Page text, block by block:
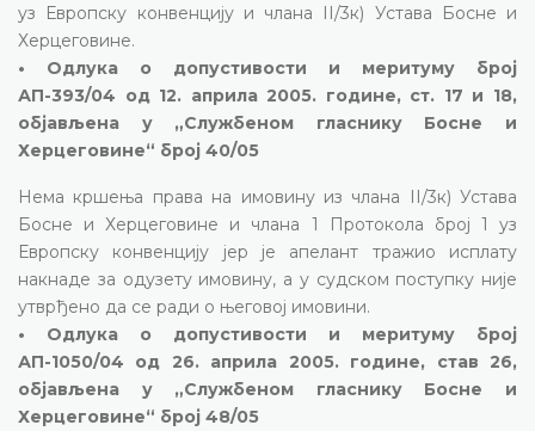
уз Европску конвенцију и члана II/3к) Устава Босне и
Херцеговине.
• Одлука о допустивости и меритуму број
АП-393/04 од 12. априла 2005. године, ст. 17 и 18,
објављена у „Службеном гласнику Босне и
Херцеговине“ број 40/05
Нема кршења права на имовину из члана II/3к) Устава
Босне и Херцеговине и члана 1 Протокола број 1 уз
Европску конвенцију јер је апелант тражио исплату
накнаде за одузету имовину, а у судском поступку није
утврђено да се ради о његовој имовини.
• Одлука о допустивости и меритуму број
АП-1050/04 од 26. априла 2005. године, став 26,
објављена у „Службеном гласнику Босне и
Херцеговине“ број 48/05